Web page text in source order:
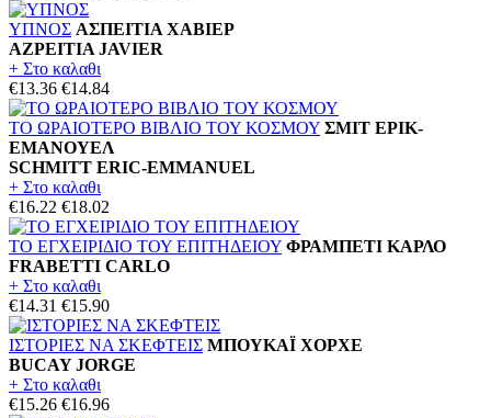
ΥΠΝΟΣ ΑΣΠΕΙΤΙΑ ΧΑΒΙΕΡ
AZPEITIA JAVIER
+ Στο καλαθι
€13.36 €14.84
ΤΟ ΩΡΑΙΟΤΕΡΟ ΒΙΒΛΙΟ ΤΟΥ ΚΟΣΜΟΥ ΣΜΙΤ ΕΡΙΚ-
ΕΜΑΝΟΥΕΛ
SCHMITT ERIC-EMMANUEL
+ Στο καλαθι
€16.22 €18.02
ΤΟ ΕΓΧΕΙΡΙΔΙΟ ΤΟΥ ΕΠΙΤΗΔΕΙΟΥ ΦΡΑΜΠΕΤΙ ΚΑΡΛΟ
FRABETTI CARLO
+ Στο καλαθι
€14.31 €15.90
ΙΣΤΟΡΙΕΣ ΝΑ ΣΚΕΦΤΕΙΣ ΜΠΟΥΚΑΪ ΧΟΡΧΕ
BUCAY JORGE
+ Στο καλαθι
€15.26 €16.96